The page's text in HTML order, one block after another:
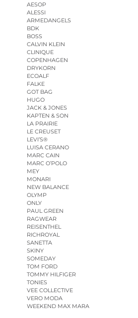
AESOP
ALESSI
ARMEDANGELS
BDK
BOSS
CALVIN KLEIN
CLINIQUE
COPENHAGEN
DRYKORN
ECOALF
FALKE
GOT BAG
HUGO
JACK & JONES
KAPTEN & SON
LA PRAIRIE
LE CREUSET
LEVI’S®
LUISA CERANO
MARC CAIN
MARC O’POLO
MEY
MONARI
NEW BALANCE
OLYMP
ONLY
PAUL GREEN
RAGWEAR
REISENTHEL
RICHROYAL
SANETTA
SKINY
SOMEDAY
TOM FORD
TOMMY HILFIGER
TONIES
VEE COLLECTIVE
VERO MODA
WEEKEND MAX MARA